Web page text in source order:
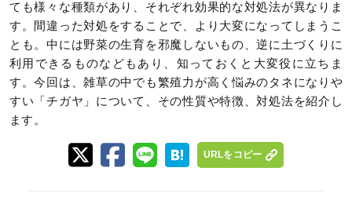
ても様々な種類があり、それぞれ効果的な対処法が異なりま
す。間違った対処をすることで、より大変になってしまうこ
とも。中には野菜の生育を邪魔しないもの、逆に土づくりに
利用できるものなどもあり、知っておくと大変役に立ちま
す。今回は、雑草の中でも繁殖力が高く悩みのタネになりや
すい「チガヤ」について、その性質や特徴、対処法を紹介し
ます。
URLをコピー